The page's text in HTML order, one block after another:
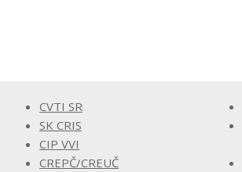
CVTI SR
SK CRIS
CIP VVI
CREPČ/CREUČ